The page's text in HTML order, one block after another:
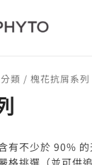
類 / 槐花抗屑系列
有不少於 90%
格挑選（並可供